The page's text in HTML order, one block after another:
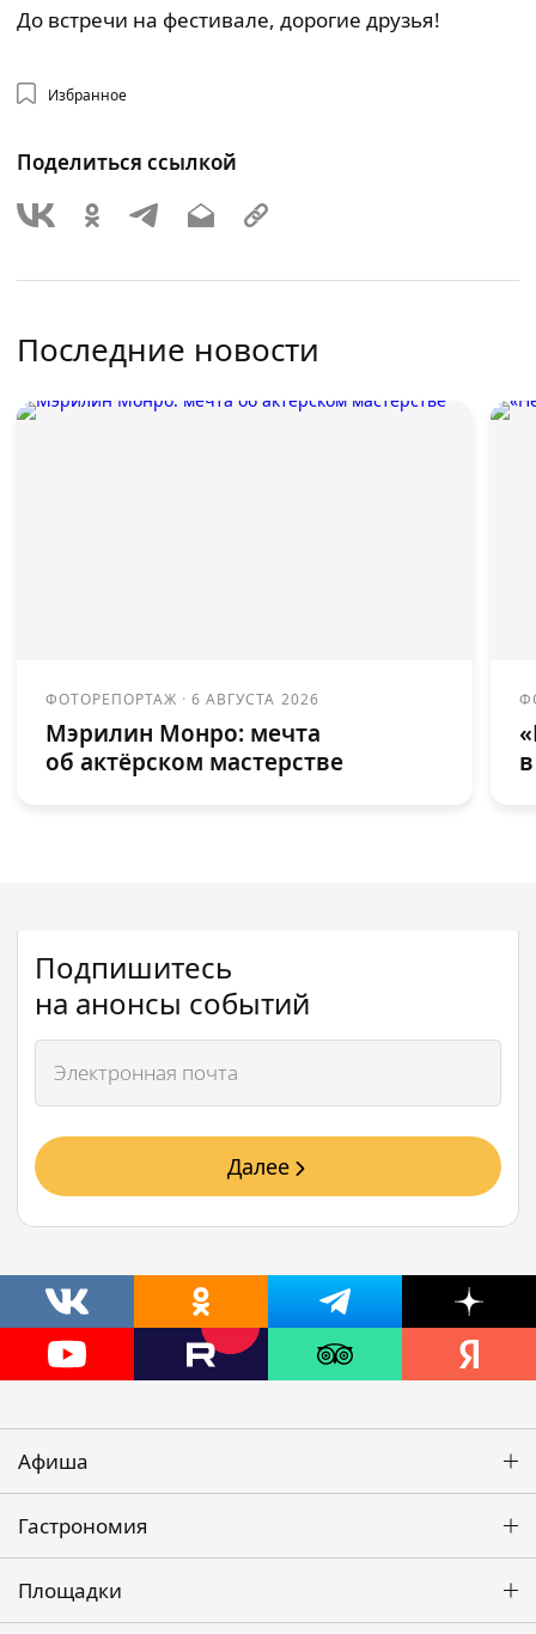
До встречи на фестивале, дорогие друзья!
Избранное
Поделиться ссылкой
Последние новости
ФОТОРЕПОРТАЖ ·6 АВГУСТА 2026
Мэрилин Монро: мечта
об актёрском мастерстве
Подпишитесь
на анонсы событий
Далее
Афиша
Гастрономия
Площадки